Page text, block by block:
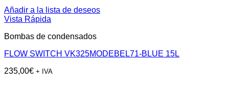
Añadir a la lista de deseos
Vista Rápida
Bombas de condensados
FLOW SWITCH VK325MODEBEL71‐BLUE 15L
235,00€ + IVA